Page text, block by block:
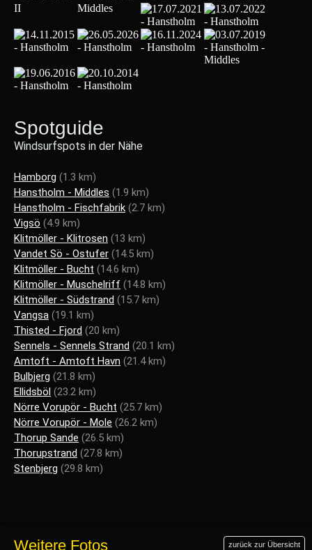
Spotguide
Windsurfspots in der Nähe
Hamborg (1.3 km)
Hanstholm - Middles (1.9 km)
Hanstholm - Fischfabrik (2.7 km)
Vigsö (4.9 km)
Klitmöller - Klitrosen (13 km)
Vandet Sö - Ostufer (14.5 km)
Klitmöller - Bucht (14.6 km)
Klitmöller - Muschelriff (14.8 km)
Klitmöller - Südstrand (15.7 km)
Vangsa (19.1 km)
Thisted - Fjord (20 km)
Sennels - Sennels Strand (20.1 km)
Amtoft - Amtoft Havn (21.4 km)
Bulbjerg (21.8 km)
Ellidsböl (23.2 km)
Nörre Vorupör - Bucht (25.7 km)
Nörre Vorupör - Mole (26.2 km)
Thorup Sande (26.5 km)
Thorupstrand (27.8 km)
Stenbjerg (29.8 km)
Weitere Fotos zurück zur Übersicht